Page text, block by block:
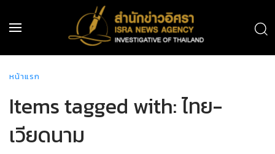
หน้าแรก
Items tagged with: ไทย-
เวียดนาม